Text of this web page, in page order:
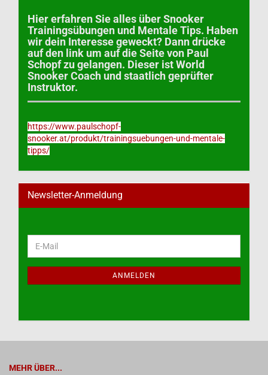
Hier erfahren Sie alles über Snooker
Trainingsübungen und Mentale Tips. Haben
wir dein Interesse geweckt? Dann drücke
auf den link um auf die Seite von Paul
Schopf zu gelangen. Dieser ist World
Snooker Coach und staatlich geprüfter
Instruktor.
https://www.paulschopf-
snooker.at/produkt/trainingsuebungen-und-mentale-
tipps/
Newsletter-Anmeldung
ZUR
E-
Mail
ANMELDEN
MEHR ÜBER...